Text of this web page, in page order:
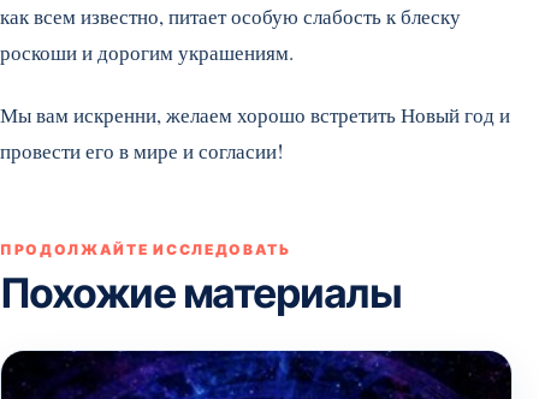
как всем известно, питает особую слабость к блеску
роскоши и дорогим украшениям.
Мы вам искренни, желаем хорошо встретить Новый год и
провести его в мире и согласии!
ПРОДОЛЖАЙТЕ ИССЛЕДОВАТЬ
Похожие материалы